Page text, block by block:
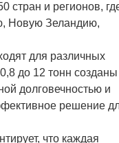
стран и регионов,
Новую Зеландию,
для различных
до 12 тонн
долговечностью и
решение
что каждая